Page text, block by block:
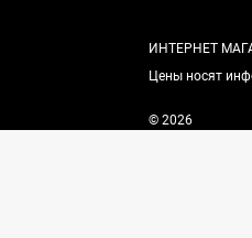
ИНТЕРНЕТ
Цены носят
© 2026